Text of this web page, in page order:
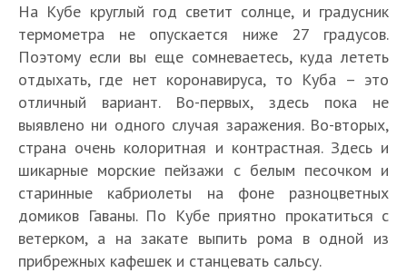
На Кубе круглый год светит солнце, и градусник
термометра не опускается ниже 27 градусов.
Поэтому если вы еще сомневаетесь, куда лететь
отдыхать, где нет коронавируса, то Куба – это
отличный вариант. Во-первых, здесь пока не
выявлено ни одного случая заражения. Во-вторых,
страна очень колоритная и контрастная. Здесь и
шикарные морские пейзажи с белым песочком и
старинные кабриолеты на фоне разноцветных
домиков Гаваны. По Кубе приятно прокатиться с
ветерком, а на закате выпить рома в одной из
прибрежных кафешек и станцевать сальсу.